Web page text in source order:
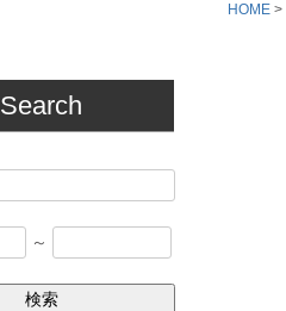
Search
～
検索
HOME